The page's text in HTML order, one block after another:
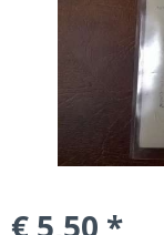
€ 5,50 *